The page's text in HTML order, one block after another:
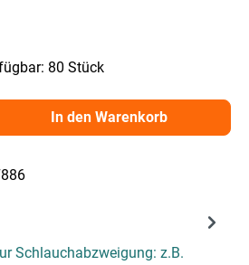
80 Stück
den gewünschten
In den Warenkorb
Schlauchabzweigung: z.B.